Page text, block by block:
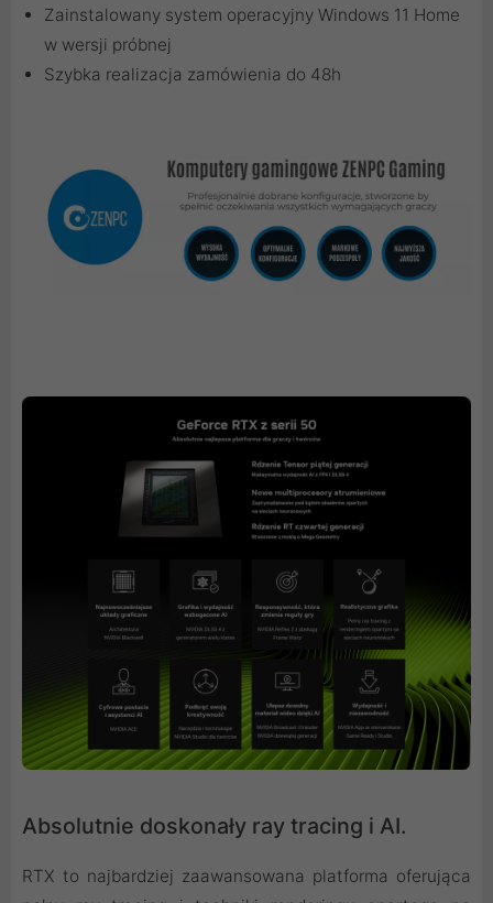
Zainstalowany system operacyjny Windows 11 Home
w wersji próbnej
Szybka realizacja zamówienia do 48h
Absolutnie doskonały ray tracing i AI.
RTX to najbardziej zaawansowana platforma oferująca